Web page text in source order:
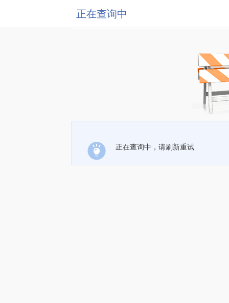
正在查询中
正在查询中，请刷新重试